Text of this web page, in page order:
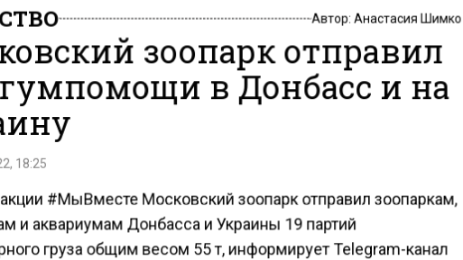
Автор: Анастасия Шимко
зоопарк отправил
гумпомощи в Донбасс и на
18:25
#МыВместе Московский зоопарк отправил зоопаркам,
и аквариумам Донбасса и Украины 19 партий
груза общим весом 55 т, информирует Telegram-канал